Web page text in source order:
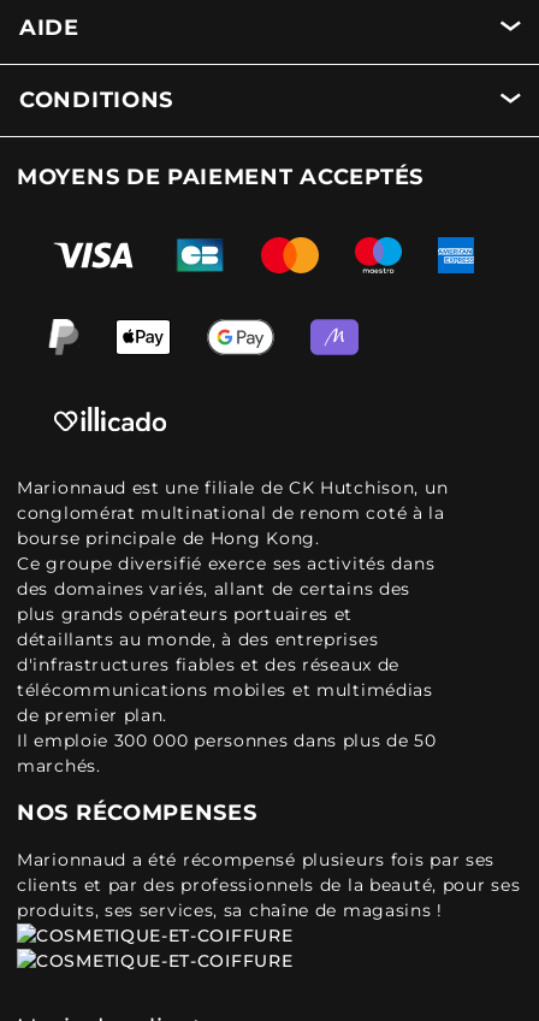
AIDE
CONDITIONS
MOYENS DE PAIEMENT ACCEPTÉS
Marionnaud est une filiale de CK Hutchison, un
conglomérat multinational de renom coté à la
bourse principale de Hong Kong.
Ce groupe diversifié exerce ses activités dans
des domaines variés, allant de certains des
plus grands opérateurs portuaires et
détaillants au monde, à des entreprises
d'infrastructures fiables et des réseaux de
télécommunications mobiles et multimédias
de premier plan.
Il emploie 300 000 personnes dans plus de 50
marchés.
NOS RÉCOMPENSES
Marionnaud a été récompensé plusieurs fois par ses
clients et par des professionnels de la beauté, pour ses
produits, ses services, sa chaîne de magasins !